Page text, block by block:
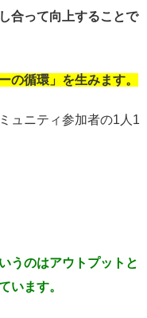
合って向上することで
の循環」を生みます。
ュニティ参加者の1人1
うのはアウトプットと
います。